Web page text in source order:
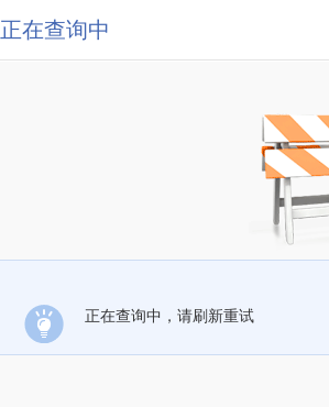
正在查询中
正在查询中，请刷新重试